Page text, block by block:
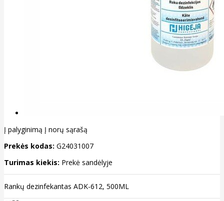
Į palyginimą Į norų sąrašą
Prekės kodas: G24031007
Turimas kiekis: Prekė sandėlyje
Rankų dezinfekantas ADK-612, 500ML